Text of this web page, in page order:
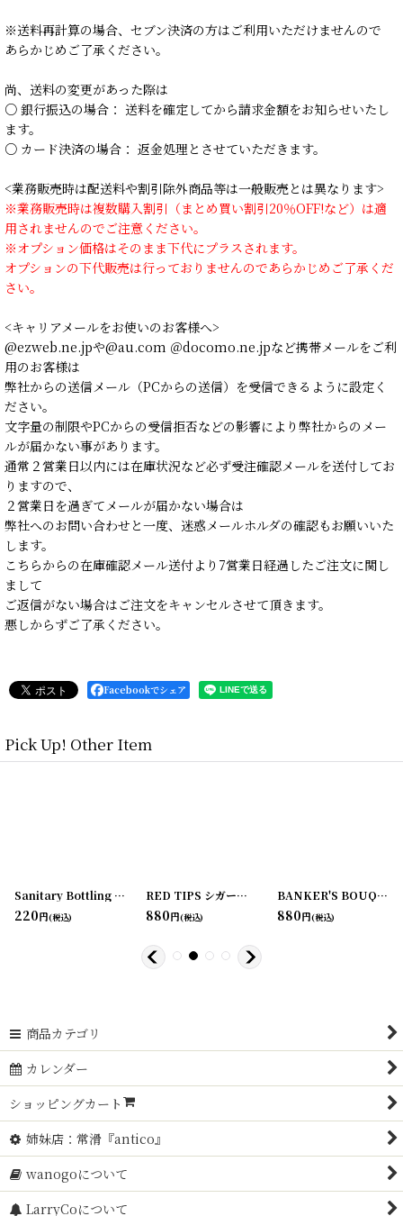
※送料再計算の場合、セブン決済の方はご利用いただけませんので
あらかじめご了承ください。
尚、送料の変更があった際は
○ 銀行振込の場合： 送料を確定してから請求金額をお知らせいたし
ます。
○ カード決済の場合： 返金処理とさせていただきます。
<業務販売時は配送料や割引除外商品等は一般販売とは異なります>
※業務販売時は複数購入割引（まとめ買い割引20％OFF!など）は適
用されませんのでご注意ください。
※オプション価格はそのまま下代にプラスされます。
オプションの下代販売は行っておりませんのであらかじめご了承くだ
さい。
<キャリアメールをお使いのお客様へ>
@ezweb.ne.jpや@au.com ＠docomo.ne.jpなど携帯メールをご利
用のお客様は
弊社からの送信メール（PCからの送信）を受信できるように設定く
ださい。
文字量の制限やPCからの受信拒否などの影響により弊社からのメー
ルが届かない事があります。
通常２営業日以内には在庫状況など必ず受注確認メールを送付してお
りますので、
２営業日を過ぎてメールが届かない場合は
弊社へのお問い合わせと一度、迷惑メールホルダの確認もお願いいた
します。
こちらからの在庫確認メール送付より7営業日経過したご注文に関し
まして
ご返信がない場合はご注文をキャンセルさせて頂きます。
悪しからずご了承ください。
Facebookでシェア
Pick Up! Other Item
1] 220905-1]
Sanitary Bottling Works GINGER ALEラベル 220903-1]
220円(税込)
RED TIPS シガーボックスラベル [220903-2]
880円(税込)
BANKER'S BOUQUET シガーボックスラベル
880円(税込)
商品カテゴリ
カレンダー
ショッピングカート
姉妹店：常滑『antico』
wanogoについて
LarryCoについて